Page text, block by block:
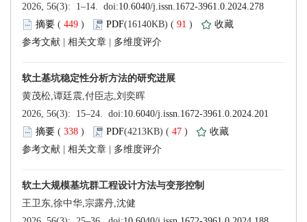
449 ) 91 )
|
|
338 ) 47 )
|
|